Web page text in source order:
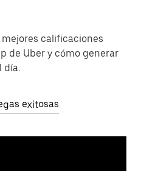
calificaciones
de Uber y cómo generar
día.
exitosas